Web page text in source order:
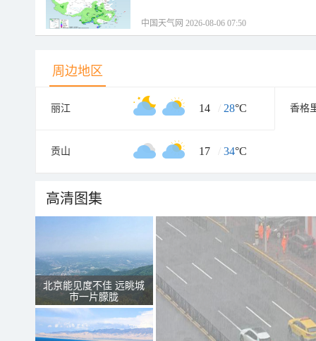
中国天气网 2026-08-06 07:50
周边地区
丽江 14 / 28°C 香格
贡山 17 / 34°C
高清图集
北京能见度不佳 远眺城
市一片朦胧